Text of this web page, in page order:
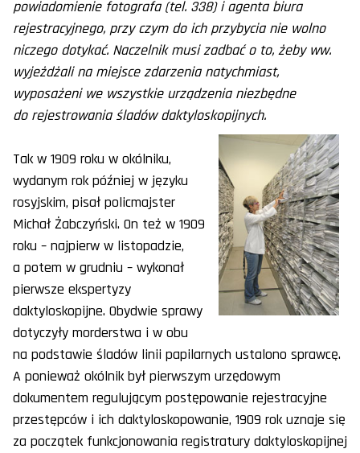
powiadomienie fotografa (tel. 338) i agenta biura
rejestracyjnego, przy czym do ich przybycia nie wolno
niczego dotykać. Naczelnik musi zadbać o to, żeby ww.
wyjeżdżali na miejsce zdarzenia natychmiast,
wyposażeni we wszystkie urządzenia niezbędne
do rejestrowania śladów daktyloskopijnych.
Tak w 1909 roku w okólniku,
wydanym rok później w języku
rosyjskim, pisał policmajster
Michał Żabczyński. On też w 1909
roku – najpierw w listopadzie,
a potem w grudniu – wykonał
pierwsze ekspertyzy
daktyloskopijne. Obydwie sprawy
dotyczyły morderstwa i w obu
na podstawie śladów linii papilarnych ustalono sprawcę.
A ponieważ okólnik był pierwszym urzędowym
dokumentem regulującym postępowanie rejestracyjne
przestępców i ich daktyloskopowanie, 1909 rok uznaje się
za początek funkcjonowania registratury daktyloskopijnej